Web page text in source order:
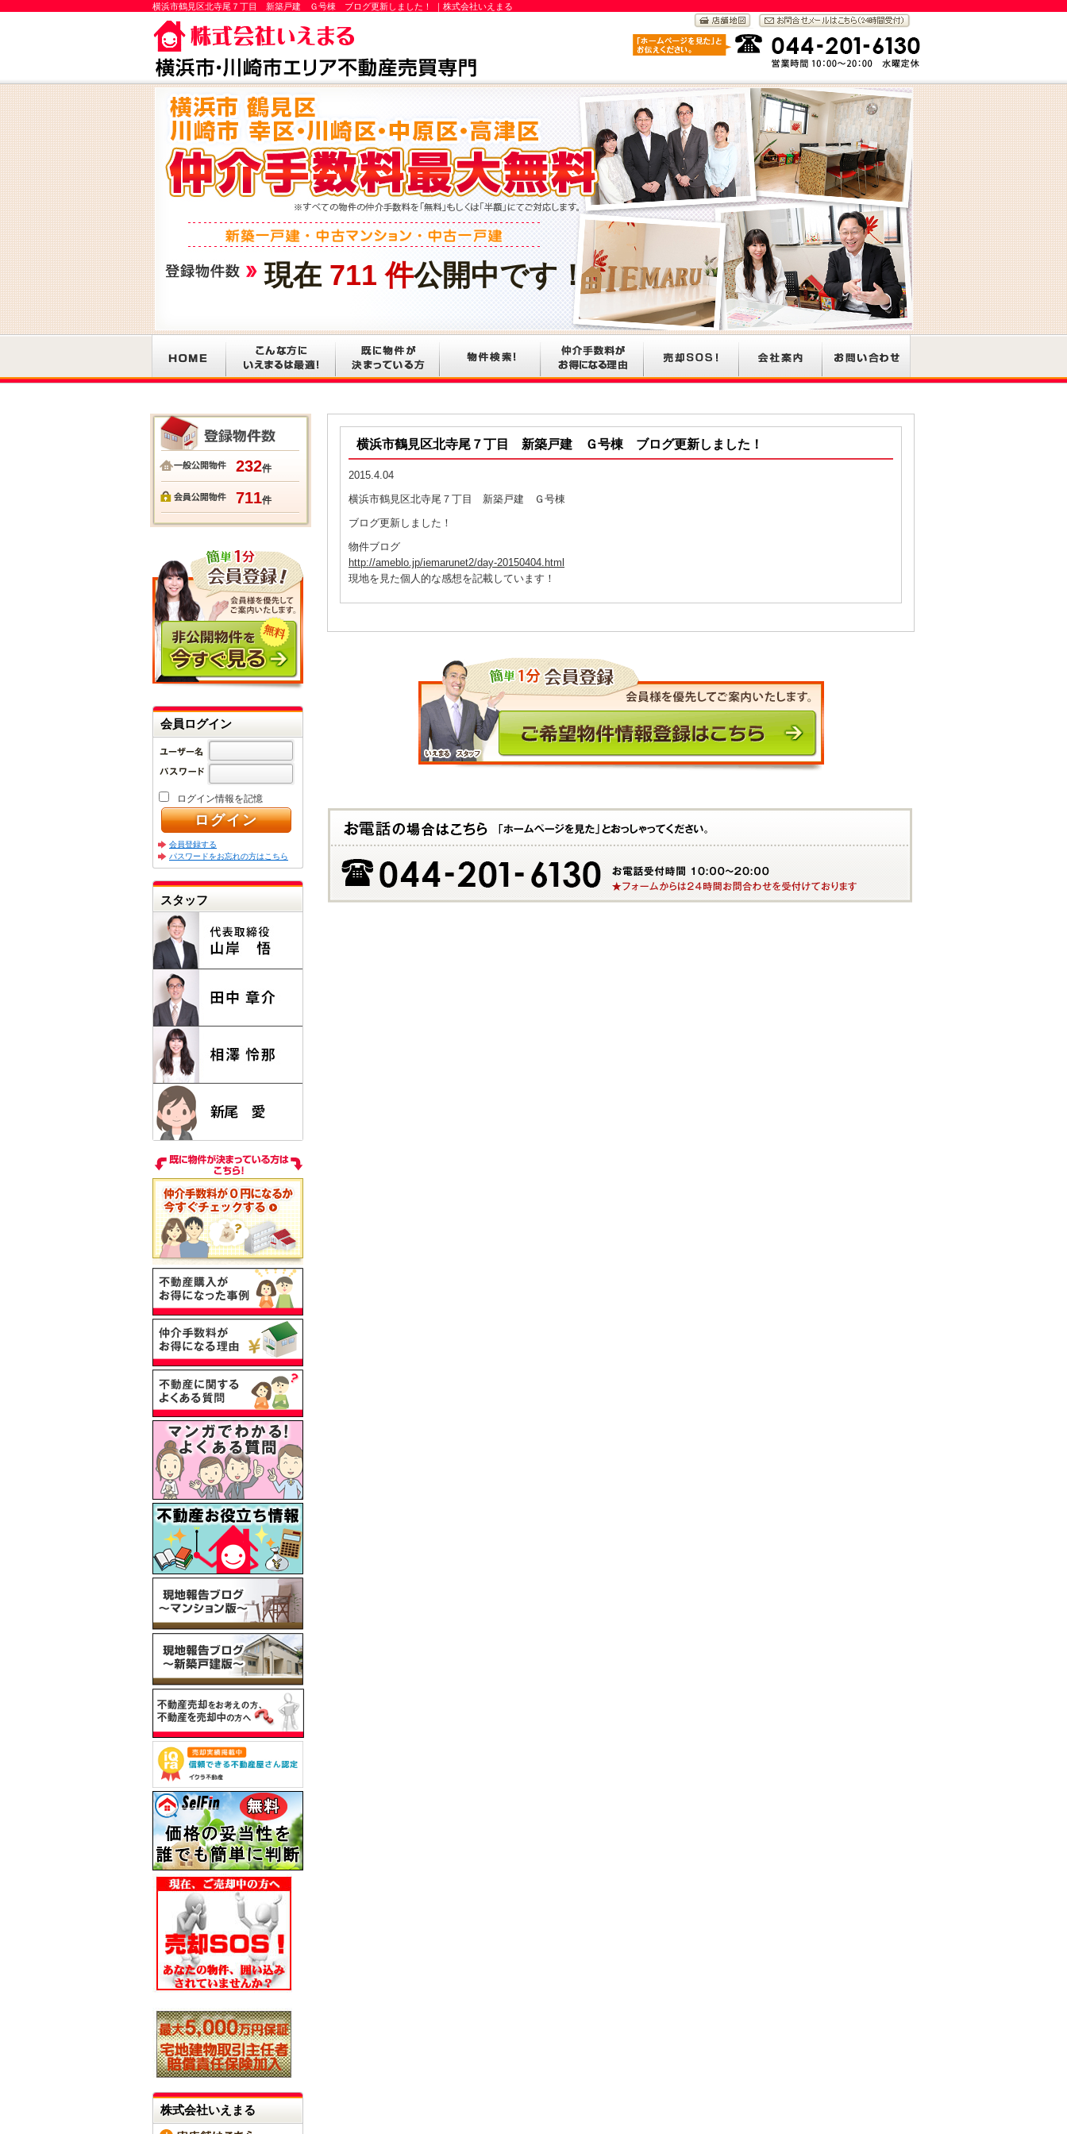
横浜市鶴見区北寺尾７丁目 新築戸建 Ｇ号棟 ブログ更新しました！ ｜株式会社いえまる
現在 711 件公開中です！
横浜市鶴見区北寺尾７丁目 新築戸建 Ｇ号棟 ブログ更新しました！
2015.4.04
横浜市鶴見区北寺尾７丁目 新築戸建 Ｇ号棟
ブログ更新しました！
物件ブログ
http://ameblo.jp/iemarunet2/day-20150404.html
現地を見た個人的な感想を記載しています！
232件
711件
会員ログイン
ログイン情報を記憶
会員登録する
パスワードをお忘れの方はこちら
スタッフ
株式会社いえまる